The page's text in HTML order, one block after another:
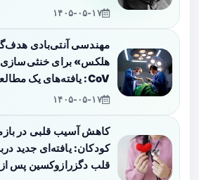
۱۴۰۵-۰۵-۱۷
مهندسی آنتی‌بادی
CoV: یافته‌های یک مطالعه پیش‌بالینی
۱۴۰۵-۰۵-۱۷
کاهش آسیب قلبی در
کودکان: یافته‌ای جدید
قلب دگزرازوکسین پس از ۱۵ سال یا بیشتر